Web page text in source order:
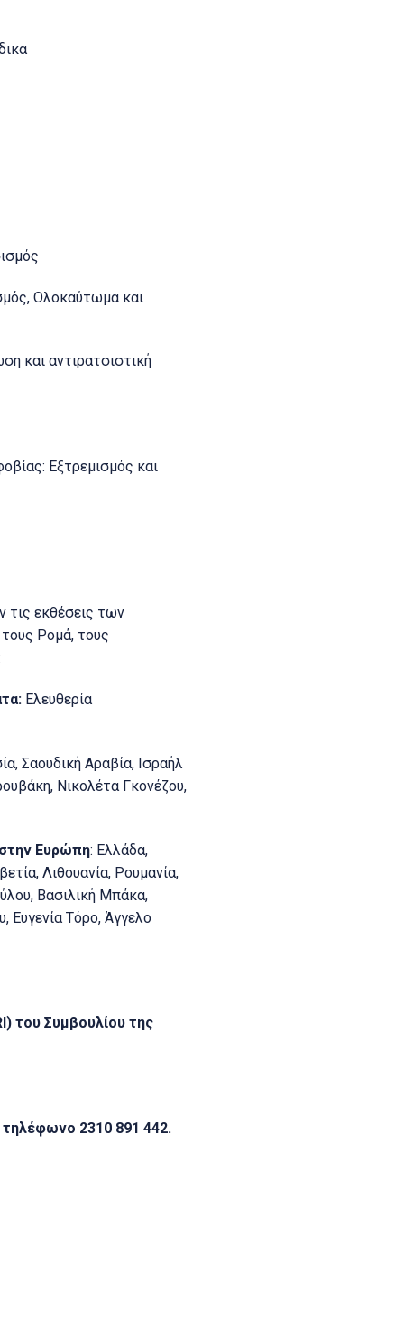
Ολοκαύτωμα και
και αντιρατσιστική
Εξτρεμισμός και
τις εκθέσεις των
Ρομά, τους
Ελευθερία
Σαουδική Αραβία, Ισραήλ
Νικολέτα Γκονέζου,
Ευρώπη: Ελλάδα,
Λιθουανία, Ρουμανία,
Βασιλική Μπάκα,
Ευγενία Τόρο, Άγγελο
του Συμβουλίου της
2310 891 442.